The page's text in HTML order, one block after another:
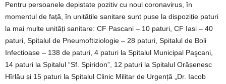
Pentru persoanele depistate pozitiv cu noul coronavirus, în
momentul de față, în unitățile sanitare sunt puse la dispoziție paturi
la mai multe unități sanitare: CF Pascani – 10 paturi, CF Iasi – 40
paturi, Spitalul de Pneumoftiziologie – 28 paturi, Spitalul de Boli
Infectioase – 138 de paturi, 4 paturi la Spitalul Municipal Paşcani,
14 paturi la Spitalul “Sf. Spiridon”, 12 paturi la Spitalul Orășenesc
Hîrlău și 15 paturi la Spitalul Clinic Militar de Urgență „Dr. Iacob